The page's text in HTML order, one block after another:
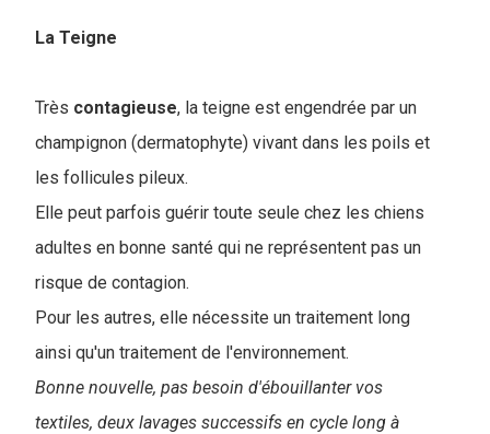
La Teigne
Très contagieuse, la teigne est engendrée par un
champignon (dermatophyte) vivant dans les poils et
les follicules pileux.
Elle peut parfois guérir toute seule chez les chiens
adultes en bonne santé qui ne représentent pas un
risque de contagion.
Pour les autres, elle nécessite un traitement long
ainsi qu'un traitement de l'environnement.
Bonne nouvelle, pas besoin d'ébouillanter vos
textiles, deux lavages successifs en cycle long à